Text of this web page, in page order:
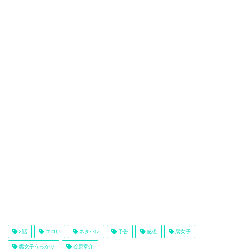
2話 エロい ネタバレ 予告 感想 腐女子
腐女子うっかり 谷原章介